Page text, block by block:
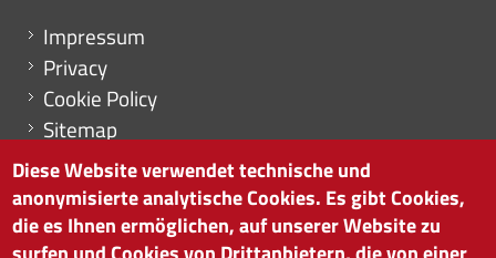
Menu footer
Impressum
Privacy
Cookie Policy
Sitemap
Cookie-Einstellungen
Diese Website verwendet technische und
anonymisierte analytische Cookies. Es gibt Cookies,
die es Ihnen ermöglichen, auf unserer Website zu